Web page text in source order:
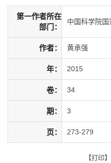
第一作者所在
部门：
中国科学院
作者： 黄承强
年： 2015
卷： 34
期： 3
页： 273-279
【打印